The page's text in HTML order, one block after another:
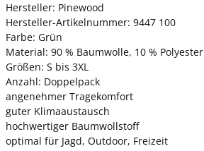
Hersteller: Pinewood
Hersteller-Artikelnummer: 9447 100
Farbe: Grün
Material: 90 % Baumwolle, 10 % Polyester
Größen: S bis 3XL
Anzahl: Doppelpack
angenehmer Tragekomfort
guter Klimaaustausch
hochwertiger Baumwollstoff
optimal für Jagd, Outdoor, Freizeit